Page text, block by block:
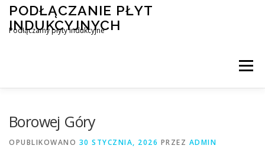
Przejdź
treści
PODŁĄCZANIE PŁYT
INDUKCYJNYCH
Podłączamy płyty indukcyjne
Menu
Borowej Góry
OPUBLIKOWANO 30 STYCZNIA, 2026 PRZEZ ADMIN